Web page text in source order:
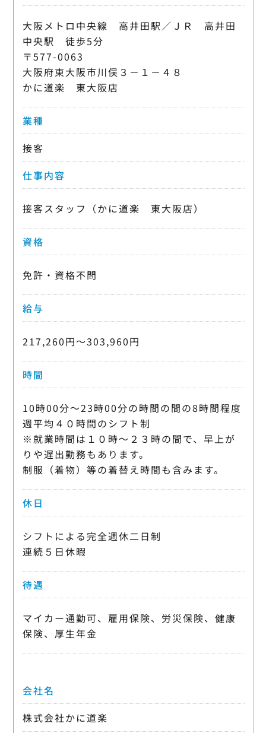
大阪メトロ中央線 高井田駅／ＪＲ 高井田
中央駅 徒歩5分
〒577-0063
大阪府東大阪市川俣３－１－４８
かに道楽 東大阪店
業種
接客
仕事内容
接客スタッフ（かに道楽 東大阪店）
資格
免許・資格不問
給与
217,260円〜303,960円
時間
10時00分〜23時00分の時間の間の8時間程度
週平均４０時間のシフト制
※就業時間は１０時～２３時の間で、早上が
りや遅出勤務もあります。
制服（着物）等の着替え時間も含みます。
休日
シフトによる完全週休二日制
連続５日休暇
待遇
マイカー通勤可、雇用保険、労災保険、健康
保険、厚生年金
会社名
株式会社かに道楽